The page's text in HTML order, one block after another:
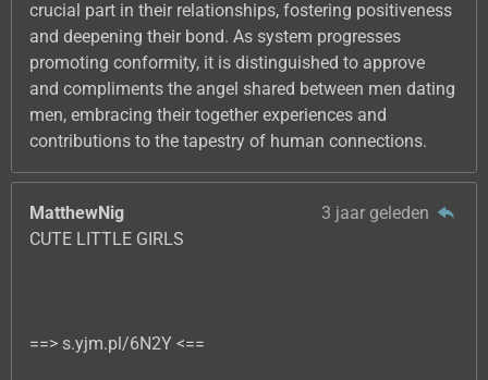
crucial part in their relationships, fostering positiveness
and deepening their bond. As system progresses
promoting conformity, it is distinguished to approve
and compliments the angel shared between men dating
men, embracing their together experiences and
contributions to the tapestry of human connections.
MatthewNig
3 jaar geleden
CUTE LITTLE GIRLS
==> s.yjm.pl/6N2Y <==